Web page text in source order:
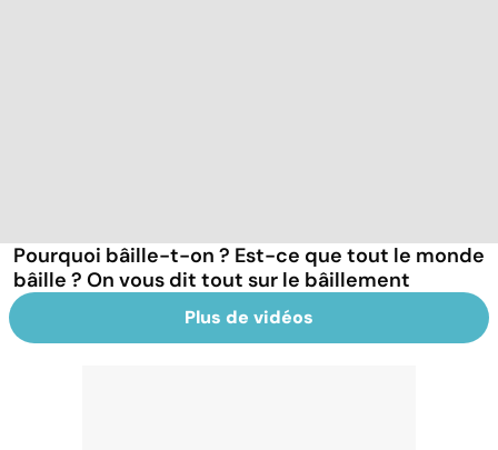
Pourquoi bâille-t-on ? Est-ce que tout le monde
bâille ? On vous dit tout sur le bâillement
Plus de vidéos